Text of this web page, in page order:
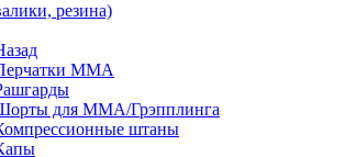
резина)
ММА
для ММА/Грэпплинга
штаны